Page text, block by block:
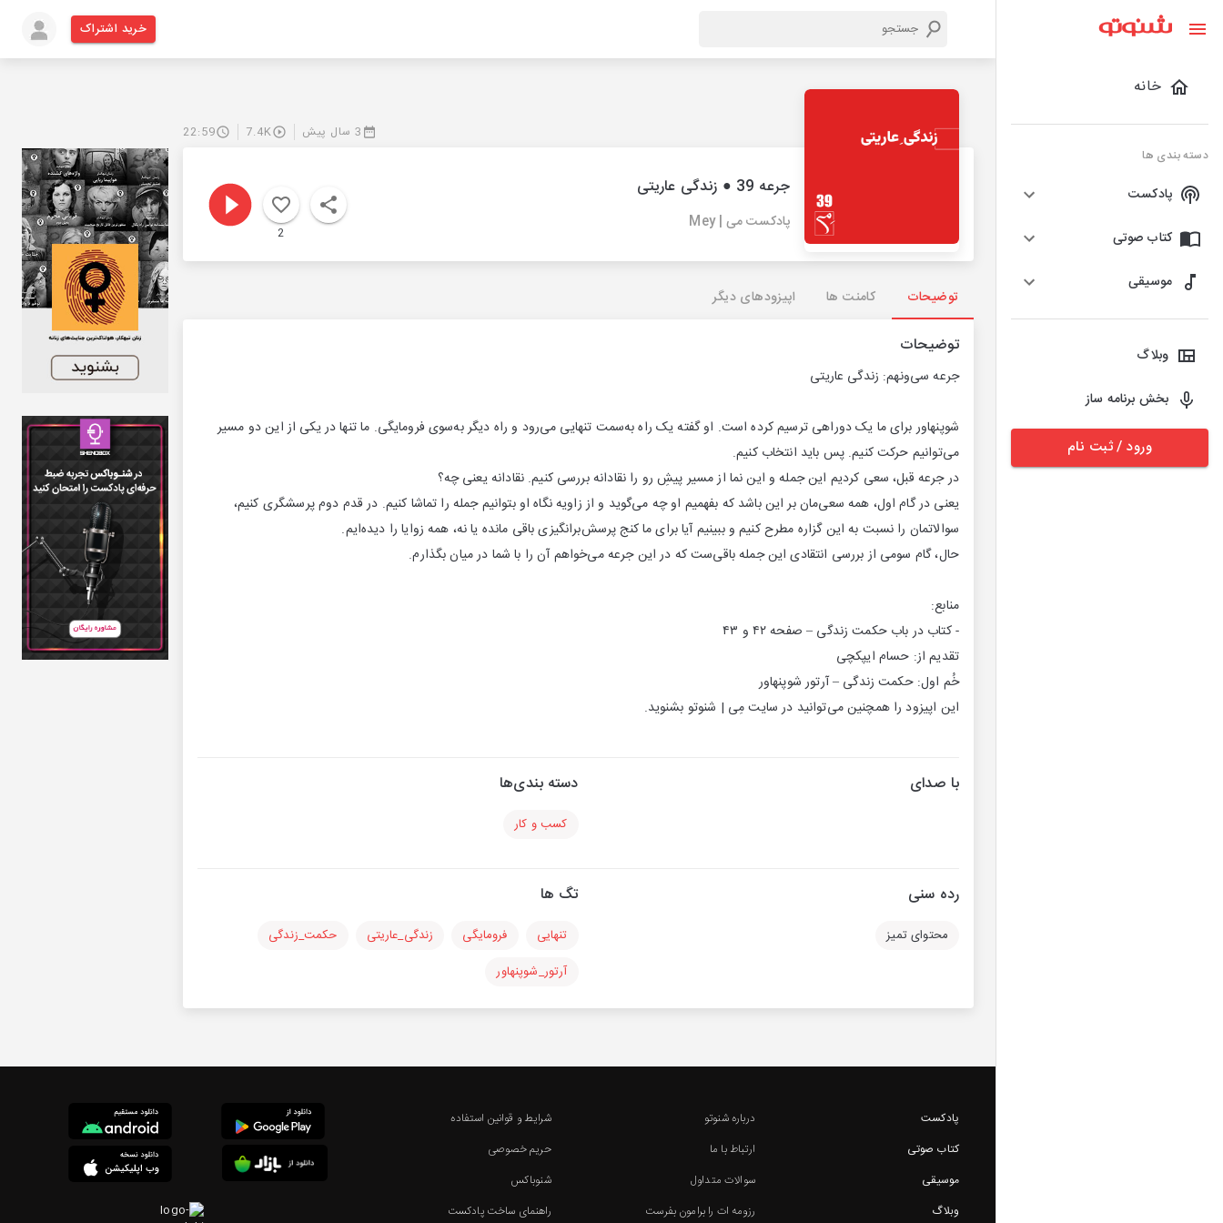
خانه
دسته بندی ها
پادکست
کتاب صوتی
موسیقی
وبلاگ
بخش برنامه ساز
ورود / ثبت نام
خرید اشتراک
3 سال پیش 7.4K
22:59
جرعه 39 ● زندگی عاریتی
پادکست می | Mey
2
توضیحات کامنت ها اپیزودهای دیگر
توضیحات
جرعه سی‌ونهم: زندگی عاریتی
شوپنهاور برای ما یک دوراهی ترسیم کرده است. او گفته یک راه به‌سمت تنهایی می‌رود و راه دیگر به‌سوی فرومایگی. ما تنها در یکی از این دو مسیر
می‌توانیم حرکت کنیم. پس باید انتخاب کنیم.
در جرعه قبل، سعی کردیم این جمله و این نما از مسیر پیشِ رو را نقادانه بررسی کنیم. نقادانه یعنی چه؟
یعنی در گام اول، همه سعی‌مان بر این باشد که بفهمیم او چه می‌گوید و از زاویه نگاه او بتوانیم جمله را تماشا کنیم. در قدم دوم پرسشگری کنیم،
سوالاتمان را نسبت به این گزاره مطرح کنیم و ببینیم آیا برای ما کنج پرسش‌برانگیزی باقی مانده یا نه، همه زوایا را دیده‌ایم.
حال، گام سومی از بررسی انتقادی این جمله باقی‌ست که در این جرعه می‌خواهم آن را با شما در میان بگذارم.
منابع:
- کتاب در باب حکمت زندگی – صفحه ۴۲ و ۴۳
تقدیم از: حسام ایپکچی
خُم اول: حکمت زندگی – آرتور شوپنهاور
این اپیزود را همچنین می‌توانید در سایت مِی | شنوتو بشنوید.
با صدای دسته بندی‌ها
کسب و کار
رده سنی
محتوای تمیز
تگ ها
تنهایی فرومایگی زندگی_عاریتی
حکمت_زندگی
آرتور_شوپنهاور
پادکست
کتاب صوتی
موسیقی
وبلاگ
درباره شنوتو
ارتباط با ما
سوالات متداول
رزومه ات را برامون بفرست
شرایط و قوانین استفاده
حریم خصوصی
شنوباکس
راهنمای ساخت پادکست